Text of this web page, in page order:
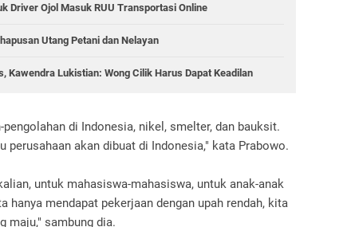
Driver Ojol Masuk RUU Transportasi Online
Utang Petani dan Nelayan
Kawendra Lukistian: Wong Cilik Harus Dapat Keadilan
di Indonesia, nikel, smelter, dan bauksit.
perusahaan akan dibuat di Indonesia," kata Prabowo.
untuk mahasiswa-mahasiswa, untuk anak-anak
hanya mendapat pekerjaan dengan upah rendah, kita
maju," sambung dia.